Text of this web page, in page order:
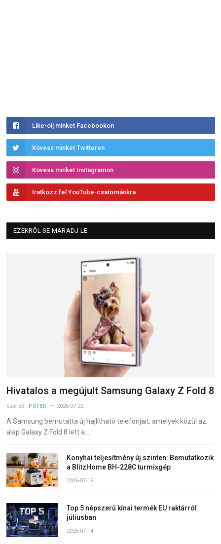
Like-olj minket Facebookon
Kövess minket Twitteren
Kövess minket Instagramon
Iratkozz fel YouTube-csatornánkra
EZEKRŐL SE MARADJ LE
Hivatalos a megújult Samsung Galaxy Z Fold 8
Szerző: PÉTER 2026-07-22
A Samsung bemutatta új hajlítható telefonjait, amelyek közül az
alap Galaxy Z Fold 8 lett a…
Konyhai teljesítmény új szinten: Bemutatkozik
a BlitzHome BH-228C turmixgép
2026-07-19
Top 5 népszerű kínai termék EU raktárról
júliusban
2026-07-14